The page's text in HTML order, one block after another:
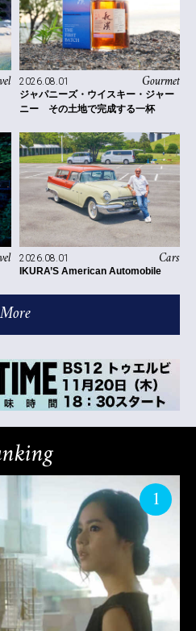
Gourmet
2026.08.01
ジャパニーズ・ウイスキー・ジャー
ニー その土地で完成する一杯
Cars
2026.08.01
IKURA’S American Automobile
More
1